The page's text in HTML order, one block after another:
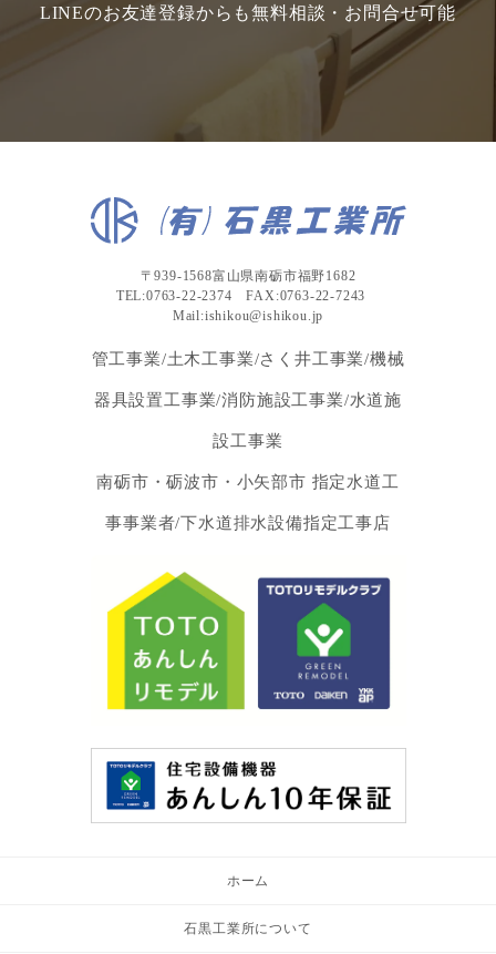
LINEのお友達登録からも無料相談・お問合せ可能
〒939-1568富山県南砺市福野1682
TEL:0763-22-2374 FAX:0763-22-7243
Mail:ishikou@ishikou.jp
管工事業/土木工事業/さく井工事業/機械
器具設置工事業/消防施設工事業/水道施
設工事業
南砺市・砺波市・小矢部市 指定水道工
事事業者/下水道排水設備指定工事店
ホーム
石黒工業所について